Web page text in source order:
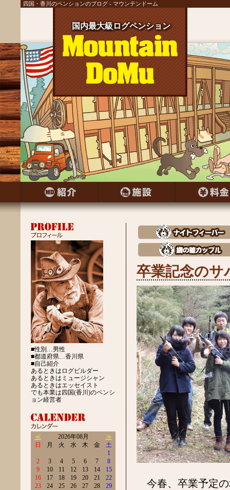
四国・香川のペンションのブログ - マウンテンドーム
国内最大級ログペンション
国内最大級ログペンション
国内最大級ログペンション
国内最大級ログペンション
国内最大級ログペンション
国内最大級ログペンション
国内最大級ログペンション
国内最大級ログペンション
国内最大級ログペンション
国内最大級ログペンション
国内最大級ログペンション
国内最大級ログペンション
国内最大級ログペンション
国内最大級ログペンション
国内最大級ログペンション
国内最大級ログペンション
国内最大級ログペンション
国内最大級ログペンション
国内最大級ログペンション
国内最大級ログペンション
国内最大級ログペンション
国内最大級ログペンション
国内最大級ログペンション
国内最大級ログペンション
国内最大級ログペンション
■性別…男性
■都道府県…香川県
■自己紹介
あるときはログビルダー
あるときはミュージシャン
あるときはエッセイスト
でも本業は四国(香川)のペンシ
ョン経営者
≪ 2026年08月
≫
日
月 火 水 木 金
土
1
2
3 4 5 6 7
8
9
10 11 12 13 14
15
16
17 18 19 20 21
22
23
24 25 26 27 28
29
卒業記念のサ
今春、卒業予定の